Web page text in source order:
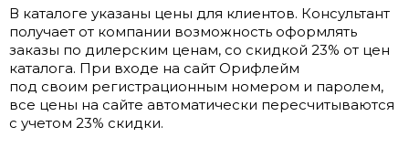
В каталоге указаны цены для клиентов. Консультант
получает от компании возможность оформлять
заказы по дилерским ценам, со скидкой 23% от цен
каталога. При входе на сайт Орифлейм
под своим регистрационным номером и паролем,
все цены на сайте автоматически пересчитываются
с учетом 23% скидки.